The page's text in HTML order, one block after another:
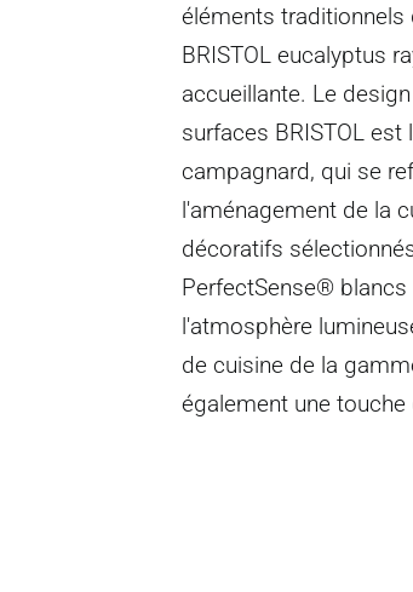
éléments
BRISTOL eucalyptus
accueillante. Le
surfaces BRISTOL
campagnard, qui se
l'aménagement de la
décoratifs
PerfectSense®
l'atmosphère
de cuisine de la
également une